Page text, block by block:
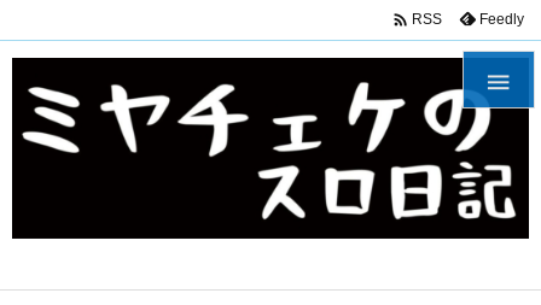

 RSS Feedly